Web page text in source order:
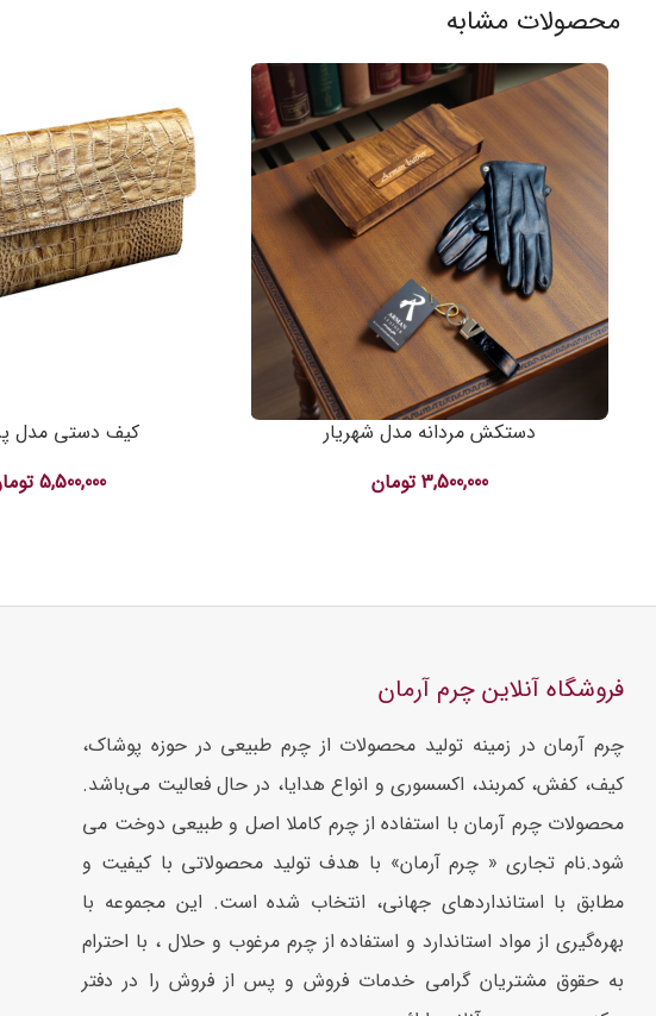
محصولات مشابه
دستکش مردانه مدل شهریار
3,500,000 تومان
کیف دستی مدل
5,500,000
فروشگاه آنلاین چرم آرمان
چرم آرمان در زمینه تولید محصولات از چرم طبیعی در حوزه پوشاک،
کیف، کفش، کمربند، اکسسوری و انواع هدایا، در حال فعالیت می‌باشد.
محصولات چرم آرمان با استفاده از چرم کاملا اصل و طبیعی دوخت می
شود.نام تجاری « چرم آرمان» با هدف تولید محصولاتی با کیفیت و
مطابق با استانداردهای جهانی، انتخاب شده است. این مجموعه با
بهره‌گیری از مواد استاندارد و استفاده از چرم مرغوب و حلال ، با احترام
به حقوق مشتریان گرامی خدمات فروش و پس از فروش را در دفتر